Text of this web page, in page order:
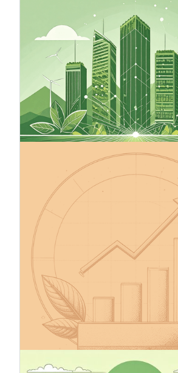
Zielone finanse
Zielone finanse obejmują
które wspierają zrównoważony
środowiska poprzez kierowanie
projektów, które odpowiedzialnie
zasoby naturalne i promują
niskoemisyjną. Zrównoważone
pojęcie, które obejmuje zielone
uwzględnia czynniki
związane z ładem korporacyjnym
Spraw, aby cele
firmy były wiarygodne –
Science Based Targets
Inicjatywa Science Based Targets
firmom wyznaczyć cele w zakresie
gazów cieplarnianych (GHG)
porozumienia paryskiego 1,5°C,
Ładem i globalną ścieżką do
emisji netto do 2050 r. SBTi to
na naukowych podstawach
klimatycznych dla
przystąpiło już ponad 11 500 firm
świata.
12.9.2025